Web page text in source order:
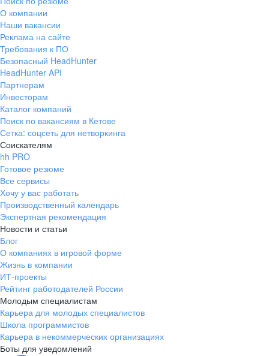
О компании
Наши вакансии
Реклама на сайте
Требования к ПО
Безопасный HeadHunter
HeadHunter API
Партнерам
Инвесторам
Каталог компаний
Поиск по вакансиям в Кетове
Сетка: соцсеть для нетворкинга
Соискателям
hh PRO
Готовое резюме
Все сервисы
Хочу у вас работать
Производственный календарь
Экспертная рекомендация
Новости и статьи
Блог
О компаниях в игровой форме
Жизнь в компании
ИТ-проекты
Рейтинг работодателей России
Молодым специалистам
Карьера для молодых специалистов
Школа программистов
Карьера в некоммерческих организациях
Боты для уведомлений